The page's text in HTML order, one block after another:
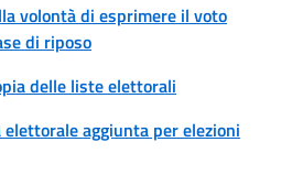
volontà di esprimere il voto
di riposo
delle liste elettorali
aggiunta per elezioni